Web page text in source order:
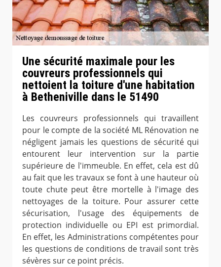
Une sécurité maximale pour les
couvreurs professionnels qui
nettoient la toiture d'une habitation
à Betheniville dans le 51490
Les couvreurs professionnels qui travaillent
pour le compte de la société ML Rénovation ne
négligent jamais les questions de sécurité qui
entourent leur intervention sur la partie
supérieure de l'immeuble. En effet, cela est dû
au fait que les travaux se font à une hauteur où
toute chute peut être mortelle à l'image des
nettoyages de la toiture. Pour assurer cette
sécurisation, l'usage des équipements de
protection individuelle ou EPI est primordial.
En effet, les Administrations compétentes pour
les questions de conditions de travail sont très
sévères sur ce point précis.